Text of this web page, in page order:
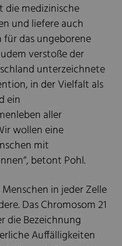
die medizinische
und liefere auch
das ungeborene
verstoße der
unterzeichnete
in der Vielfalt als
ein
aller
wollen eine
mit
betont Pohl.
in jeder Zelle
Das Chromosom 21
die Bezeichnung
Auffälligkeiten